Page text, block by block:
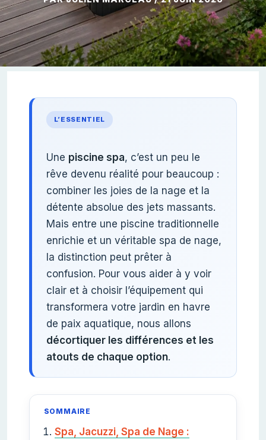
L’ESSENTIEL
Une piscine spa, c’est un peu le
rêve devenu réalité pour beaucoup :
combiner les joies de la nage et la
détente absolue des jets massants.
Mais entre une piscine traditionnelle
enrichie et un véritable spa de nage,
la distinction peut prêter à
confusion. Pour vous aider à y voir
clair et à choisir l’équipement qui
transformera votre jardin en havre
de paix aquatique, nous allons
décortiquer les différences et les
atouts de chaque option.
SOMMAIRE
Spa, Jacuzzi, Spa de Nage :